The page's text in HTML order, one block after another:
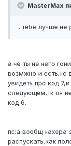
MasterMax
...тебе лучше не
а чё ты не него
возмжно и есть.не
увидеть про код
следующем,тк он не
код 6.
пс:а вообщ нахера
распускать,как